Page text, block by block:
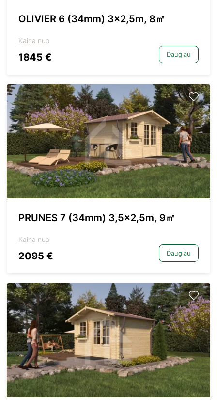
OLIVIER 6 (34mm) 3×2,5m, 8㎡
Kaina nuo
1845 € Daugiau
PRUNES 7 (34mm) 3,5×2,5m, 9㎡
Kaina nuo
2095 € Daugiau